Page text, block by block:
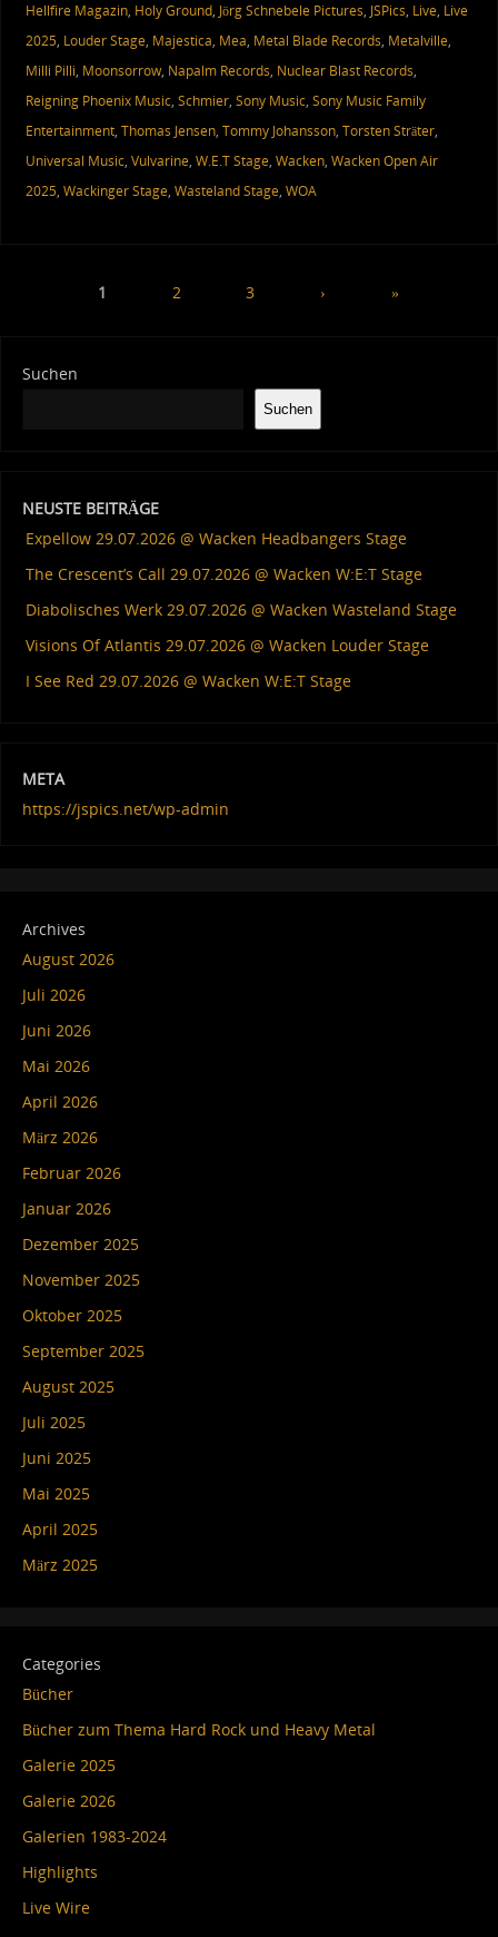
Hellfire Magazin, Holy Ground, Jörg Schnebele Pictures, JSPics, Live, Live
2025, Louder Stage, Majestica, Mea, Metal Blade Records, Metalville,
Milli Pilli, Moonsorrow, Napalm Records, Nuclear Blast Records,
Reigning Phoenix Music, Schmier, Sony Music, Sony Music Family
Entertainment, Thomas Jensen, Tommy Johansson, Torsten Sträter,
Universal Music, Vulvarine, W.E.T Stage, Wacken, Wacken Open Air
2025, Wackinger Stage, Wasteland Stage, WOA
1 2 3 › »
Suchen
Suchen
NEUSTE BEITRÄGE
Expellow 29.07.2026 @ Wacken Headbangers Stage
The Crescent’s Call 29.07.2026 @ Wacken W:E:T Stage
Diabolisches Werk 29.07.2026 @ Wacken Wasteland Stage
Visions Of Atlantis 29.07.2026 @ Wacken Louder Stage
I See Red 29.07.2026 @ Wacken W:E:T Stage
META
https://jspics.net/wp-admin
Archives
August 2026
Juli 2026
Juni 2026
Mai 2026
April 2026
März 2026
Februar 2026
Januar 2026
Dezember 2025
November 2025
Oktober 2025
September 2025
August 2025
Juli 2025
Juni 2025
Mai 2025
April 2025
März 2025
Categories
Bücher
Bücher zum Thema Hard Rock und Heavy Metal
Galerie 2025
Galerie 2026
Galerien 1983-2024
Highlights
Live Wire